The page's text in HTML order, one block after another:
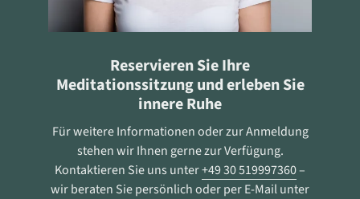
der Sie sich in völliger Ruhe auf den Körper und
Atem konzentrieren.
Reservieren Sie Ihre
Meditationssitzung und erleben Sie
innere Ruhe
Für weitere Informationen oder zur Anmeldung
stehen wir Ihnen gerne zur Verfügung.
Kontaktieren Sie uns unter+49 30 519997360–
wir beraten Sie persönlich oder per E-Mail unter